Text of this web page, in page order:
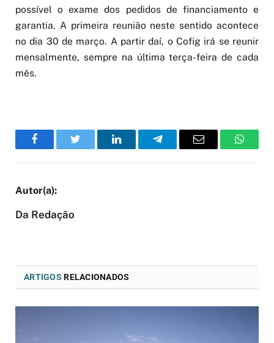
possível o exame dos pedidos de financiamento e
garantia. A primeira reunião neste sentido acontece
no dia 30 de março. A partir daí, o Cofig irá se reunir
mensalmente, sempre na última terça-feira de cada
mês.
FacebookTwitter LinkedInTelegramEmail
Da Redação
ARTIGOS RELACIONADOS